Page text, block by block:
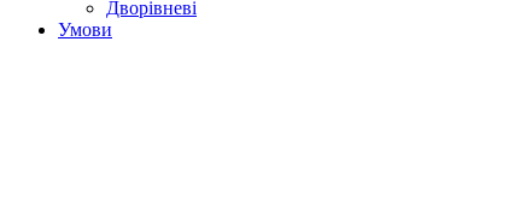
Дворівневі
Умови